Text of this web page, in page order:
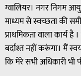
ग्वालियर। नगर निगम
माध्यम से स्वच्छता की
प्राथमिकता वाला कार्य
बर्दाश्त नहीं करूंगा। मैं
कि मेरे सभी अधिकारी भी